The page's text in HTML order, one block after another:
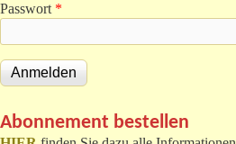
Passwort *
Abonnement bestellen